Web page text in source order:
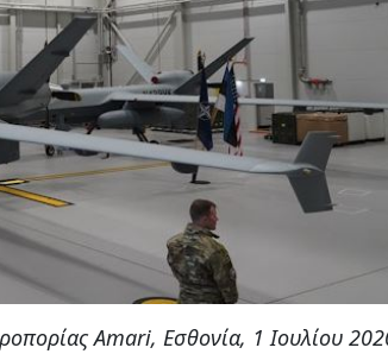
Amari, Εσθονία, 1 Ιουλίου